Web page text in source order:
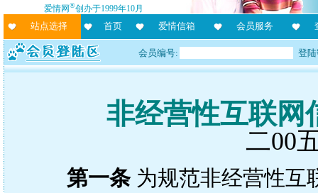
爱情网®创办于1999年10月
站点选择 首页 爱情信箱 会员服务
会员编号: 登
非经营性互联网
二00
第一条为规范非经营性互